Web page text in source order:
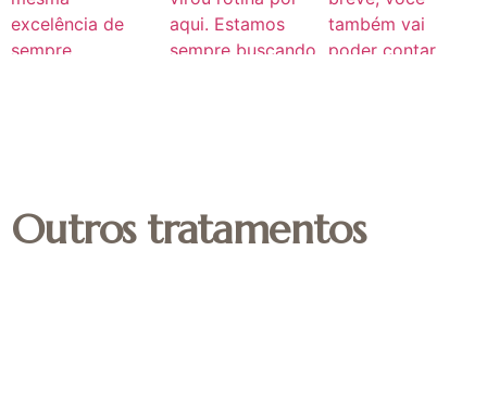
Outros tratamentos